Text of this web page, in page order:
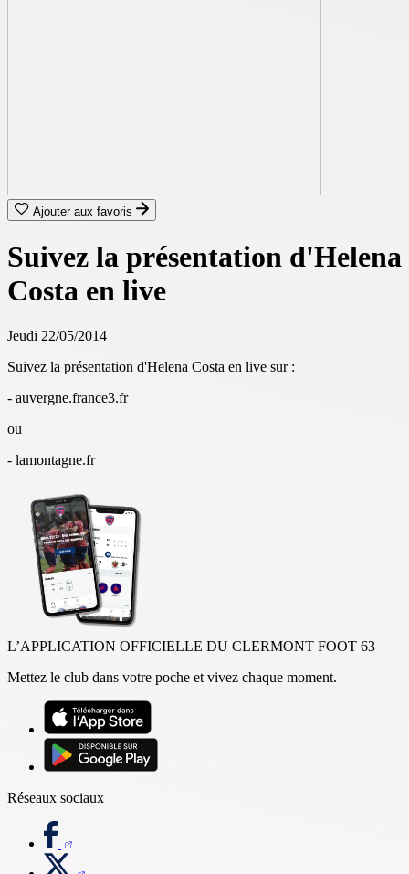
Ajouter aux favoris
Suivez la présentation d'Helena
Costa en live
Jeudi 22/05/2014
Suivez la présentation d'Helena Costa en live sur :
- auvergne.france3.fr
ou
- lamontagne.fr
L’APPLICATION OFFICIELLE DU CLERMONT FOOT 63
Mettez le club dans votre poche et vivez chaque moment.
Réseaux sociaux